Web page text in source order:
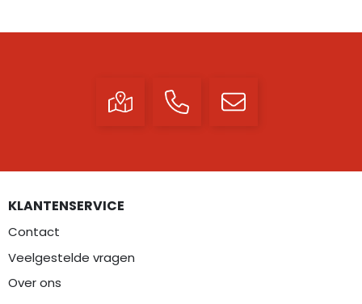
KLANTENSERVICE
Contact
Veelgestelde vragen
Over ons